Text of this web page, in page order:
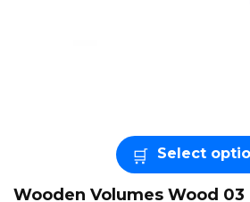
Select
Wooden Volumes Wood 03